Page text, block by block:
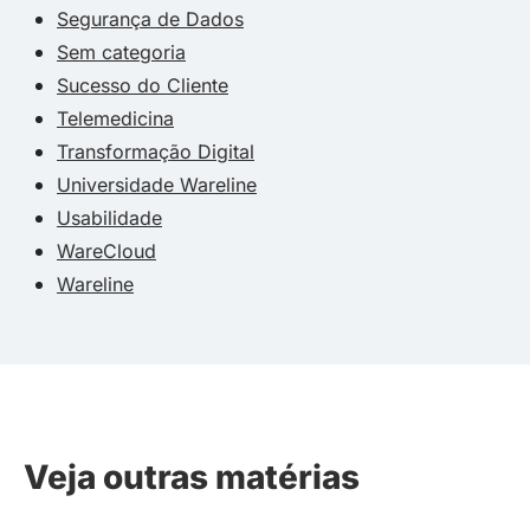
Segurança de Dados
Sem categoria
Sucesso do Cliente
Telemedicina
Transformação Digital
Universidade Wareline
Usabilidade
WareCloud
Wareline
Veja outras matérias